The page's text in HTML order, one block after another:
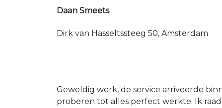
Daan Smeets
Dirk van Hasseltssteeg 50, Amsterdam
Geweldig werk, de service arriveerde
proberen tot alles perfect werkte. Ik